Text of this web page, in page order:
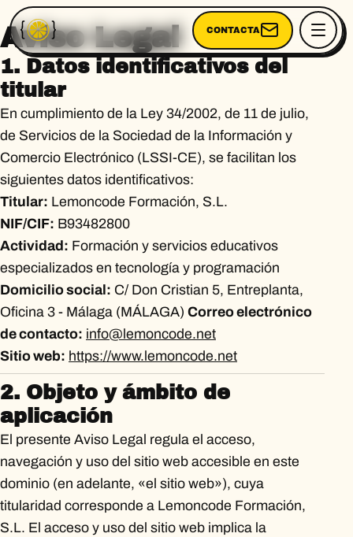
CONTACTA
Aviso Legal
1. Datos identificativos del
titular
En cumplimiento de la Ley 34/2002, de 11 de julio,
de Servicios de la Sociedad de la Información y
Comercio Electrónico (LSSI-CE), se facilitan los
siguientes datos identificativos:
Titular: Lemoncode Formación, S.L.
NIF/CIF: B93482800
Actividad: Formación y servicios educativos
especializados en tecnología y programación
Domicilio social: C/ Don Cristian 5, Entreplanta,
Oficina 3 - Málaga (MÁLAGA) Correo electrónico
de contacto: info@lemoncode.net
Sitio web: https://www.lemoncode.net
2. Objeto y ámbito de
aplicación
El presente Aviso Legal regula el acceso,
navegación y uso del sitio web accesible en este
dominio (en adelante, «el sitio web»), cuya
titularidad corresponde a Lemoncode Formación,
S.L. El acceso y uso del sitio web implica la